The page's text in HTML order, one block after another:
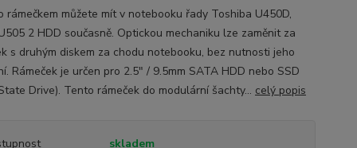
rámečkem můžete mít v notebooku řady Toshiba U450D,
2 HDD současně. Optickou mechaniku lze zaměnit za
s druhým diskem za chodu notebooku, bez nutnosti jeho
Rámeček je určen pro 2.5" / 9.5mm SATA HDD nebo SSD
Drive). Tento rámeček do modulární šachty... celý popis
skladem